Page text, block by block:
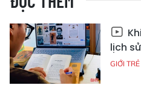
lịch
GIỚI TRẺ